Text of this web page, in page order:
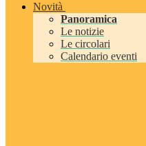
Novità
Panoramica
Le notizie
Le circolari
Calendario eventi